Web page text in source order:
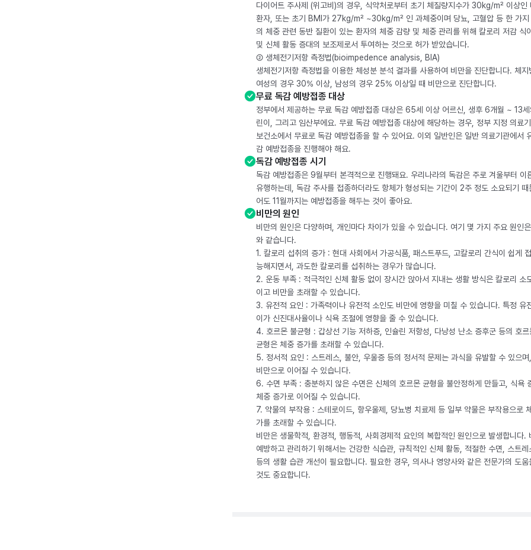
다이어트 주사제 (위고비)의 경우, 식약처로부터 초기 체질량지수가 30kg/m² 이상인
환자, 또는 초기 BMI가 27kg/m² ~30kg/m² 인 과체중이며 당뇨, 고혈압 등 한 가지
의 체중 관련 동반 질환이 있는 환자의 체중 감량 및 체중 관리를 위해 칼로리 저감 식
및 신체 활동 증대의 보조제로서 투여하는 것으로 허가 받았습니다.
② 생체전기저항 측정법(bioimpedence analysis, BIA)
생체전기저항 측정법을 이용한 체성분 분석 결과를 사용하여 비만을 진단합니다. 체지
여성의 경우 30% 이상, 남성의 경우 25% 이상일 때 비만으로 진단합니다.
무료 독감 예방접종 대상
정부에서 제공하는 무료 독감 예방접종 대상은 65세 이상 어르신, 생후 6개월 ~ 13
린이, 그리고 임산부에요. 무료 독감 예방접종 대상에 해당하는 경우, 정부 지정 의료
보건소에서 무료로 독감 예방접종을 할 수 있어요. 이외 일반인은 일반 의료기관에서
감 예방접종을 진행해야 해요.
독감 예방접종 시기
독감 예방접종은 9월부터 본격적으로 진행돼요. 우리나라의 독감은 주로 겨울부터 이
유행하는데, 독감 주사를 접종하더라도 항체가 형성되는 기간이 2주 정도 소요되기 때
어도 11월까지는 예방접종을 해두는 것이 좋아요.
비만의 원인
비만의 원인은 다양하며, 개인마다 차이가 있을 수 있습니다. 여기 몇 가지 주요 원인
와 같습니다.
1. 칼로리 섭취의 증가 : 현대 사회에서 가공식품, 패스트푸드, 고칼로리 간식이 쉽게
능해지면서, 과도한 칼로리를 섭취하는 경우가 많습니다.
2. 운동 부족 : 적극적인 신체 활동 없이 장시간 앉아서 지내는 생활 방식은 칼로리 소
이고 비만을 초래할 수 있습니다.
3. 유전적 요인 : 가족력이나 유전적 소인도 비만에 영향을 미칠 수 있습니다. 특정 유
이가 신진대사율이나 식욕 조절에 영향을 줄 수 있습니다.
4. 호르몬 불균형 : 갑상선 기능 저하증, 인슐린 저항성, 다낭성 난소 증후군 등의 호르
균형은 체중 증가를 초래할 수 있습니다.
5. 정서적 요인 : 스트레스, 불안, 우울증 등의 정서적 문제는 과식을 유발할 수 있으
비만으로 이어질 수 있습니다.
6. 수면 부족 : 충분하지 않은 수면은 신체의 호르몬 균형을 불안정하게 만들고, 식욕
체중 증가로 이어질 수 있습니다.
7. 약물의 부작용 : 스테로이드, 항우울제, 당뇨병 치료제 등 일부 약물은 부작용으로
가를 초래할 수 있습니다.
비만은 생물학적, 환경적, 행동적, 사회경제적 요인의 복합적인 원인으로 발생합니다.
예방하고 관리하기 위해서는 건강한 식습관, 규칙적인 신체 활동, 적절한 수면, 스트레
등의 생활 습관 개선이 필요합니다. 필요한 경우, 의사나 영양사와 같은 전문가의 도움
것도 중요합니다.